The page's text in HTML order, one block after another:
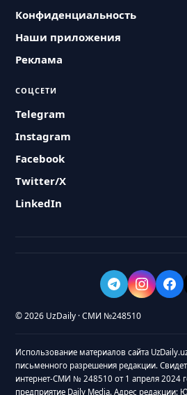
Конфиденциальность
Наши приложения
Реклама
СОЦСЕТИ
Telegram
Instagram
Facebook
Twitter/X
LinkedIn
© 2026 UzDaily · СМИ №248510
Использование материалов сайта
письменного разрешения редакции.
интернет-СМИ № 248510 от 1 апреля 2024
предприятие Daily Media. Адрес редакции: